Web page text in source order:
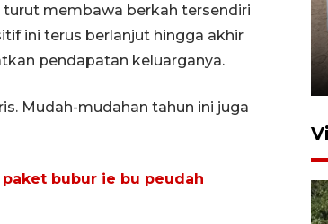
membawa berkah tersendiri
ini terus berlanjut hingga akhir
pendapatan keluarganya.
Mudah-mudahan tahun ini juga
bubur ie bu peudah
FOTO - Arus libur Panjang ke
Sabang meningkat
2 Juni 2026 10:33